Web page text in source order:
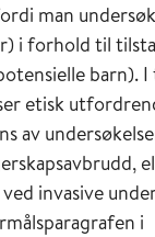
man
i forhold til
barn).
etisk
av
invasive
i